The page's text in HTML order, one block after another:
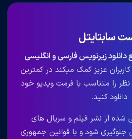
سابتایتل
زیرنویس فارسی و انگلیسی
عزیز کمک میکند در کمترین
نظر را متناسب با فرمت ویدیو خود
دانلود کنید.
از نشر فیلم و سریال های
جلوگیری شود و با قوانین جمهوری